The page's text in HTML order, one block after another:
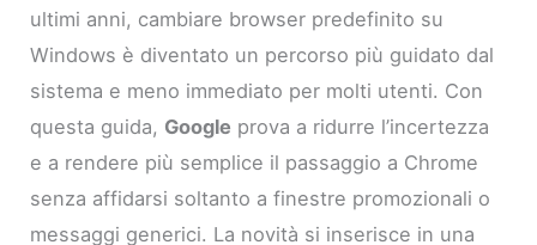
ultimi anni, cambiare browser predefinito su
Windows è diventato un percorso più guidato dal
sistema e meno immediato per molti utenti. Con
questa guida, Google prova a ridurre l’incertezza
e a rendere più semplice il passaggio a Chrome
senza affidarsi soltanto a finestre promozionali o
messaggi generici. La novità si inserisce in una